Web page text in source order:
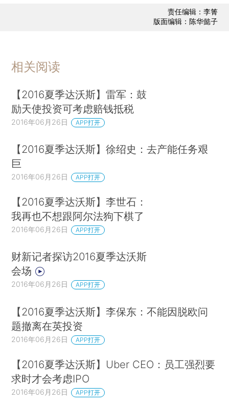
责任编辑：李箐
版面编辑：陈华懿子
相关阅读
【2016夏季达沃斯】雷军：鼓
励天使投资可考虑赔钱抵税
2016年06月26日 APP打开
【2016夏季达沃斯】徐绍史：去产能任务艰
巨
2016年06月26日 APP打开
【2016夏季达沃斯】李世石：
我再也不想跟阿尔法狗下棋了
2016年06月26日 APP打开
财新记者探访2016夏季达沃斯
会场
2016年06月26日 APP打开
【2016夏季达沃斯】李保东：不能因脱欧问
题撤离在英投资
2016年06月26日 APP打开
【2016夏季达沃斯】Uber CEO：员工强烈要
求时才会考虑IPO
2016年06月26日 APP打开